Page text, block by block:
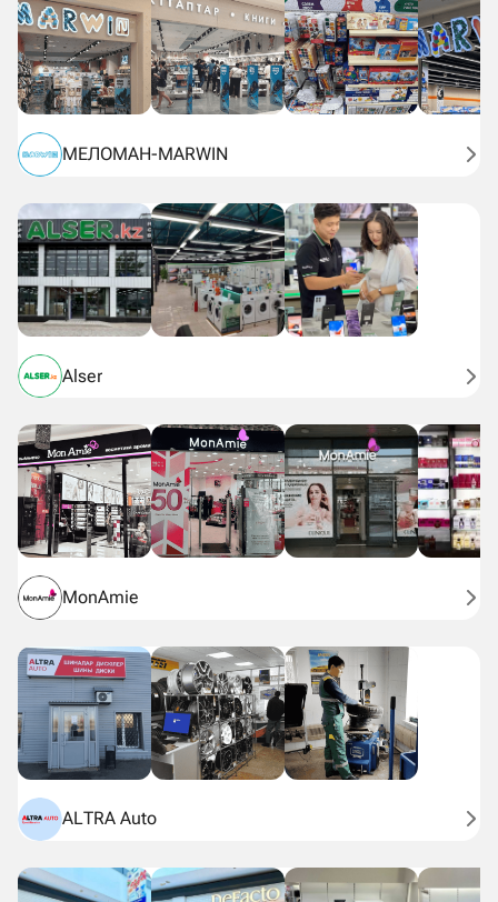
МЕЛОМАН-MARWIN
Alser
MonAmie
ALTRA Auto